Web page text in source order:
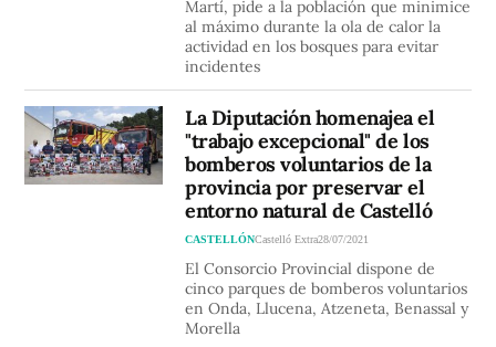
Martí, pide a la población que minimice
al máximo durante la ola de calor la
actividad en los bosques para evitar
incidentes
La Diputación homenajea el
"trabajo excepcional" de los
bomberos voluntarios de la
provincia por preservar el
entorno natural de Castelló
CASTELLÓNCastelló Extra28/07/2021
El Consorcio Provincial dispone de
cinco parques de bomberos voluntarios
en Onda, Llucena, Atzeneta, Benassal y
Morella